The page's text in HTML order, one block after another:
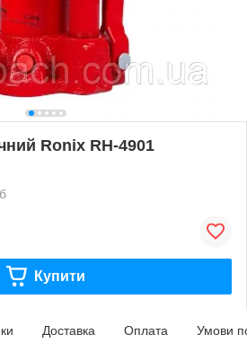
Ronix RH-4901
Купити
Доставка Оплата Умови